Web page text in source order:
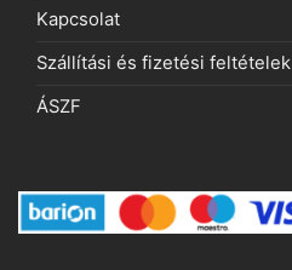
Kapcsolat
Szállítási és fizetési feltételek
ÁSZF